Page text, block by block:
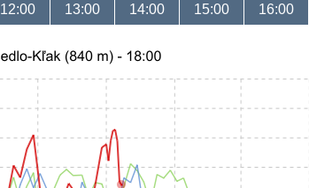
12:00 13:00 14:00 15:00 16:00